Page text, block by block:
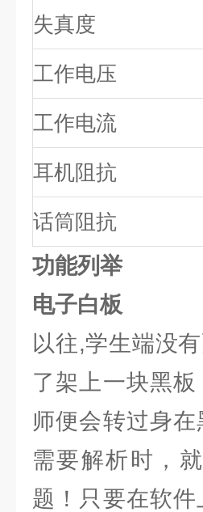
失真度
工作电压
工作电流
耳机阻抗
话筒阻抗
功能列举
电子白板
以往,学生端没
了架上一块黑
师便会转过身
需要解析时，
题！只要在软